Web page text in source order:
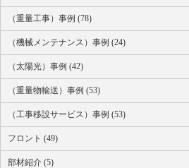
（重量工事）事例 (78)
（機械メンテナンス）事例 (24)
（太陽光）事例 (42)
（重量物輸送）事例 (53)
（工事移設サービス）事例 (53)
フロント (49)
部材紹介 (5)